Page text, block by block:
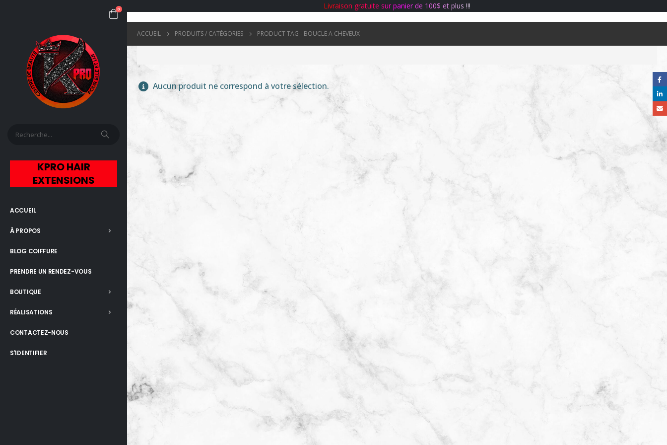
0
KPRO HAIR
EXTENSIONS
ACCUEIL
À PROPOS
BLOG COIFFURE
PRENDRE UN RENDEZ-VOUS
BOUTIQUE
RÉALISATIONS
CONTACTEZ-NOUS
S'IDENTIFIER
Livraison gratuite sur panier de 100$ et plus !!!
ACCUEIL PRODUITS / CATÉGORIES PRODUCT TAG - BOUCLE A CHEVEUX
Aucun produit ne correspond à votre sélection.